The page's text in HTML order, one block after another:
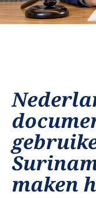
maken